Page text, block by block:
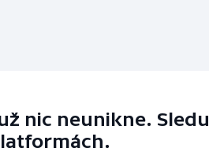
nic neunikne.